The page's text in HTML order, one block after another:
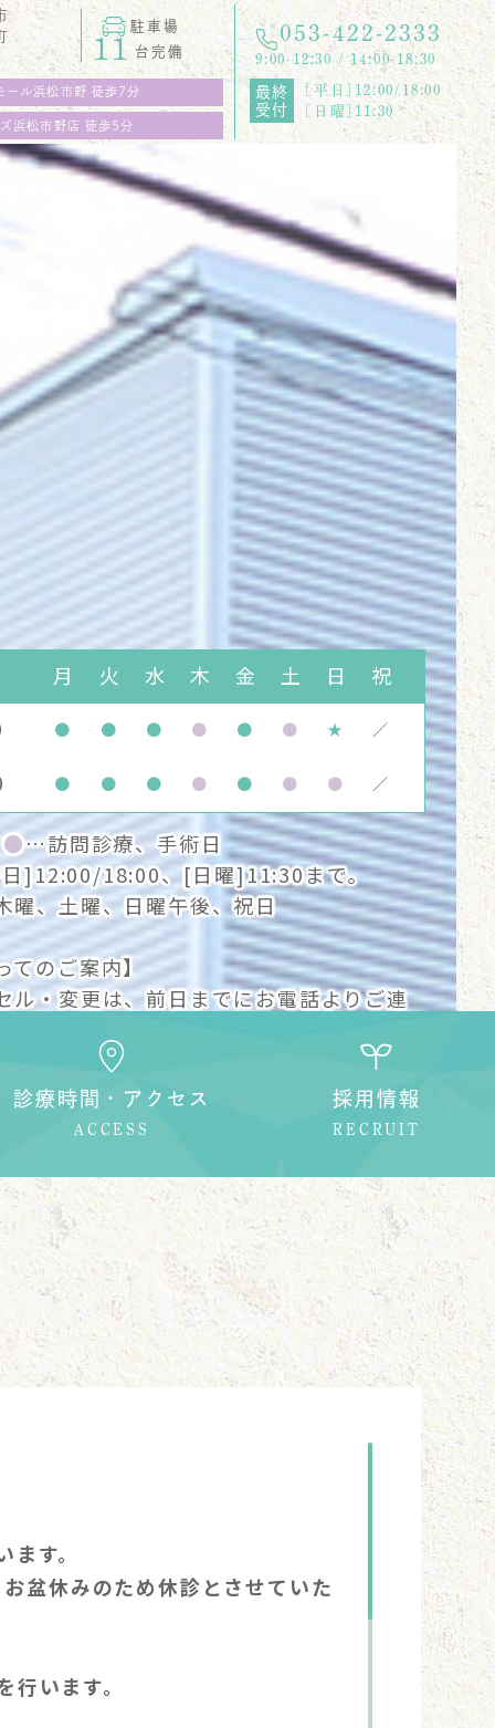
駐車場
11 台完備
ール浜松市野 徒歩7分
浜松市野店 徒歩5分
053-422-2333
9:00-12:30 / 14:00-18:30
最終
受付
[平日]12:00/18:00
[日曜]11:30
月 火 水 木 金 土 日
祝
● ● ● ● ● ● ★ ／
● ● ● ● ● ● ● ／
●…訪問診療、手術日
]12:00/18:00、[日曜]11:30まで。
曜、土曜、日曜午後、祝日
てのご案内】
ル・変更は、前日までにお電話よりご連
診療時間・アクセス
ACCESS
採用情報
RECRUIT
す。
盆休みのため休診とさせていた
います。